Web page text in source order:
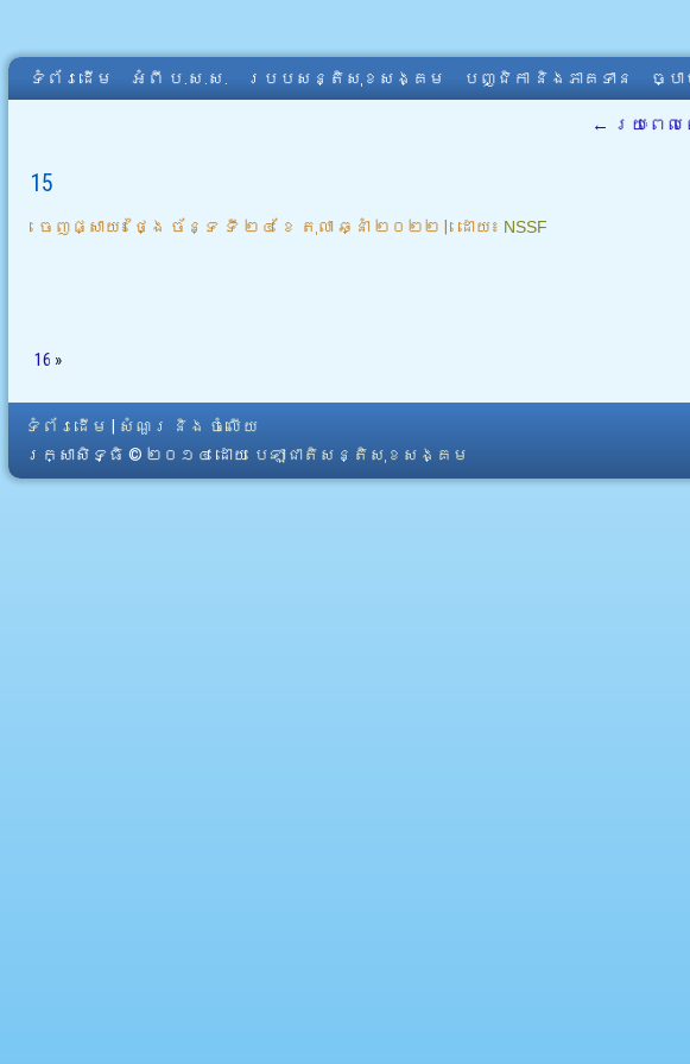
ទំព័រដើម អំពី​ ប.ស.ស. របបសន្តិសុខសង្គម បញ្ជិកា និងភាគទាន ច្ប
← រយៈពេ
15
ចេញផ្សាយ៖ ថ្ងៃ ច័ន្ទ ទី ២៤ ខែ តុលា ឆ្នាំ ២០២២ | ដោយ៖ NSSF
16 »
ទំព័រដើម
សំណួរ និង ចំលើយ
រក្សាសិទ្ធិ © ២០១៤ ដោយ​ បេឡាជាតិសន្តិសុខសង្គម